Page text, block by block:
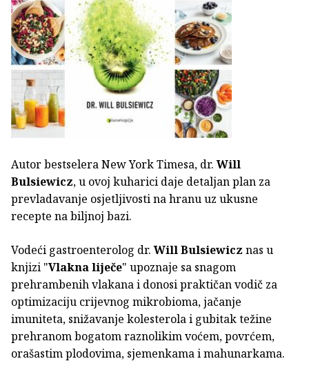
Autor bestselera New York Timesa, dr.Will
Bulsiewicz, u ovoj kuharici daje detaljan plan za
prevladavanje osjetljivosti na hranu uz ukusne
recepte na biljnoj bazi.
Vodeći gastroenterolog dr.Will Bulsiewicz nas u
knjizi "Vlakna liječe" upoznaje sa snagom
prehrambenih vlakana i donosi praktičan vodič za
optimizaciju crijevnog mikrobioma, jačanje
imuniteta, snižavanje kolesterola i gubitak težine
prehranom bogatom raznolikim voćem, povrćem,
orašastim plodovima, sjemenkama i mahunarkama.